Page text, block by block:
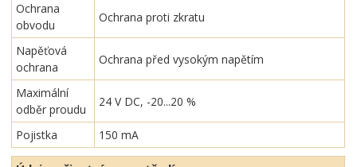
Ochrana
obvodu
Ochrana proti zkratu
Napěťová
ochrana
Ochrana před vysokým napětím
Maximální
odběr proudu
24 V DC, -20...20 %
Pojistka 150 mA